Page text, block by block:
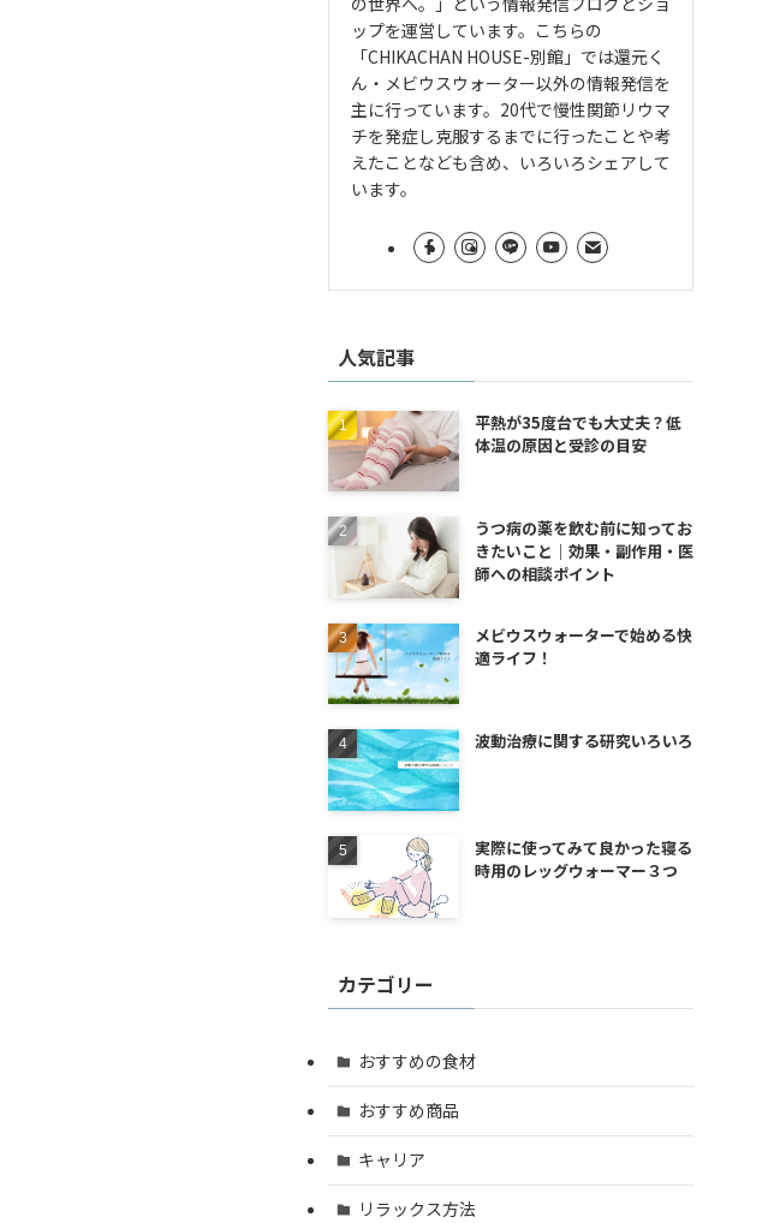
ップを運営しています。こちらの
「CHIKACHAN HOUSE-別館」では還元く
ん・メビウスウォーター以外の情報発信を
主に行っています。20代で慢性関節リウマ
チを発症し克服するまでに行ったことや考
えたことなども含め、いろいろシェアして
います。
人気記事
平熱が35度台でも大丈夫？低
体温の原因と受診の目安
うつ病の薬を飲む前に知ってお
きたいこと｜効果・副作用・医
師への相談ポイント
メビウスウォーターで始める快
適ライフ！
波動治療に関する研究いろいろ
実際に使ってみて良かった寝る
時用のレッグウォーマー３つ
カテゴリー
おすすめの食材
おすすめ商品
キャリア
リラックス方法